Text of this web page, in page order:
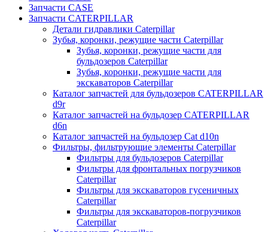
Запчасти CASE
Запчасти CATERPILLAR
Детали гидравлики Caterpillar
Зубья, коронки, режущие части Caterpillar
Зубья, коронки, режущие части для
бульдозеров Caterpillar
Зубья, коронки, режущие части для
экскаваторов Caterpillar
Каталог запчастей для бульдозеров CATERPILLAR
d9r
Каталог запчастей на бульдозер CATERPILLAR
d6n
Каталог запчастей на бульдозер Сat d10n
Фильтры, фильтрующие элементы Caterpillar
Фильтры для бульдозеров Caterpillar
Фильтры для фронтальных погрузчиков
Caterpillar
Фильтры для экскаваторов гусеничных
Caterpillar
Фильтры для экскаваторов-погрузчиков
Caterpillar